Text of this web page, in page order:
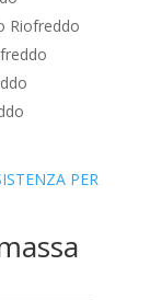
Riofreddo
PER